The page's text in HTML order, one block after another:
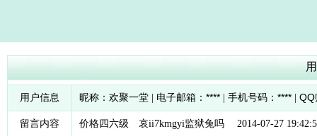
用户信息 昵称： 欢聚一堂 | 电子邮箱： **** | 手机号码： **** QQ
留言内容 价格四六级 哀ii7kmgyi监狱兔吗 2014-07-27